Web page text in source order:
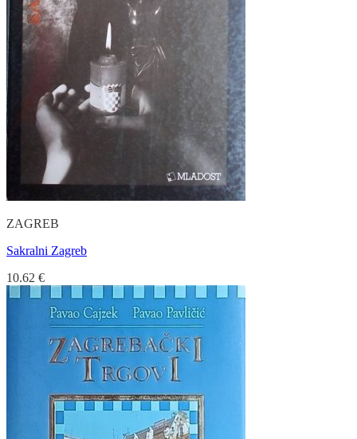
ZAGREB
Sakralni Zagreb
10.62 €